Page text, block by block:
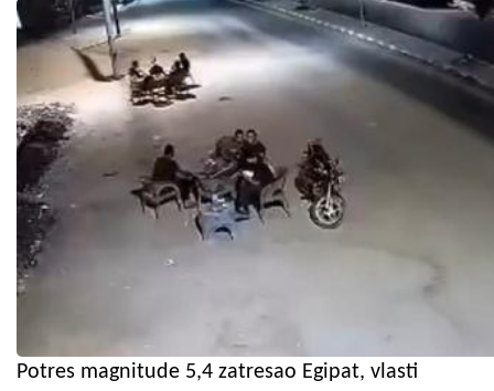
Potres magnitude 5,4 zatresao Egipat, vlasti